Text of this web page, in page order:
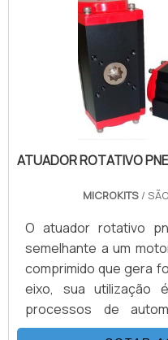
constituído de câmara
com pistão móvel e
Quanto o atuador
ATUADOR ROTATIVO
MICROKITS/
O atuador rotativo
semelhante a um
comprimido que gera
eixo, sua utilização
processos de
industriais rotativas. A